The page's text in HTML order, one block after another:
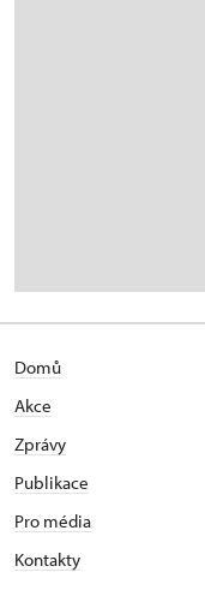
Domů
Akce
Zprávy
Publikace
Pro média
Kontakty